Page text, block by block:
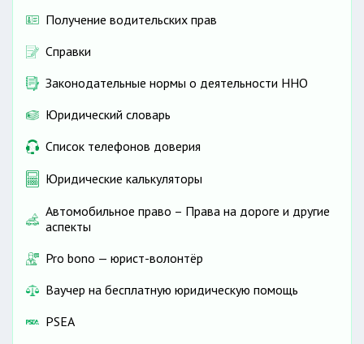
Получение водительских прав
Справки
Законодательные нормы о деятельности ННО
Юридический словарь
Список телефонов доверия
Юридические калькуляторы
Автомобильное право – Права на дороге и другие
аспекты
Pro bono — юрист-волонтёр
Ваучер на бесплатную юридическую помощь
PSEA